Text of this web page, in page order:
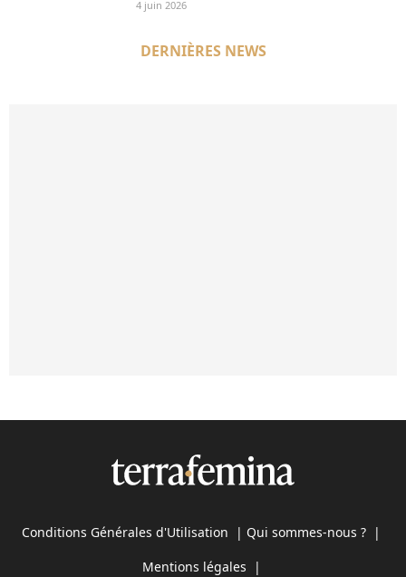
4 juin 2026
DERNIÈRES NEWS
Conditions Générales d'Utilisation | Qui sommes-nous ? |
Mentions légales |